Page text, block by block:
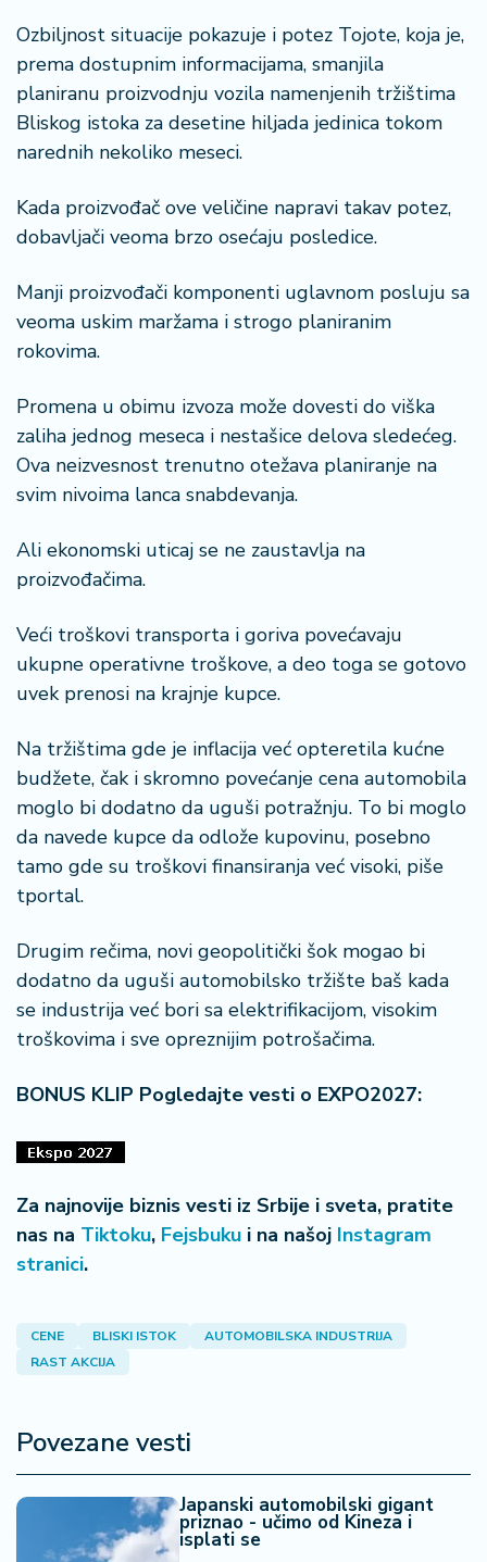
Ozbiljnost situacije pokazuje i potez Tojote, koja je,
prema dostupnim informacijama, smanjila
planiranu proizvodnju vozila namenjenih tržištima
Bliskog istoka za desetine hiljada jedinica tokom
narednih nekoliko meseci.
Kada proizvođač ove veličine napravi takav potez,
dobavljači veoma brzo osećaju posledice.
Manji proizvođači komponenti uglavnom posluju sa
veoma uskim maržama i strogo planiranim
rokovima.
Promena u obimu izvoza može dovesti do viška
zaliha jednog meseca i nestašice delova sledećeg.
Ova neizvesnost trenutno otežava planiranje na
svim nivoima lanca snabdevanja.
Ali ekonomski uticaj se ne zaustavlja na
proizvođačima.
Veći troškovi transporta i goriva povećavaju
ukupne operativne troškove, a deo toga se gotovo
uvek prenosi na krajnje kupce.
Na tržištima gde je inflacija već opteretila kućne
budžete, čak i skromno povećanje cena automobila
moglo bi dodatno da uguši potražnju. To bi moglo
da navede kupce da odlože kupovinu, posebno
tamo gde su troškovi finansiranja već visoki, piše
tportal.
Drugim rečima, novi geopolitički šok mogao bi
dodatno da uguši automobilsko tržište baš kada
se industrija već bori sa elektrifikacijom, visokim
troškovima i sve opreznijim potrošačima.
BONUS KLIP Pogledajte vesti o EXPO2027:
Za najnovije biznis vesti iz Srbije i sveta, pratite
nas na Tiktoku, Fejsbuku i na našoj Instagram
stranici.
CENE BLISKI ISTOK
AUTOMOBILSKA INDUSTRIJA
RAST AKCIJA
Povezane vesti
Japanski automobilski gigant
priznao - učimo od Kineza i
isplati se